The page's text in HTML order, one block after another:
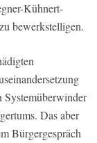
Kühnert-
bewerkstelligen.
Das aber
Bürgergespräch